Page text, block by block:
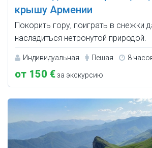
крышу Армении
Покорить гору, поиграть в снежки
насладиться нетронутой природой.
Индивидуальная Пешая 8
от 150 €за экскурсию